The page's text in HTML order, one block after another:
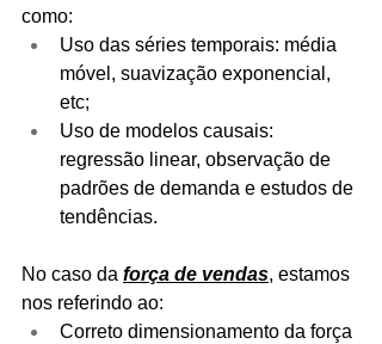
como:
Uso das séries temporais: média
móvel, suavização exponencial,
etc;
Uso de modelos causais:
regressão linear, observação de
padrões de demanda e estudos de
tendências.
No caso da força de vendas, estamos
nos referindo ao:
Correto dimensionamento da força